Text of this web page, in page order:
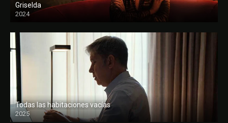
Griselda
2024
Todas las habitaciones vacías
2025
FULL HD